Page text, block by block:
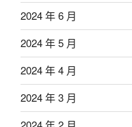
2024 年 6 月
2024 年 5 月
2024 年 4 月
2024 年 3 月